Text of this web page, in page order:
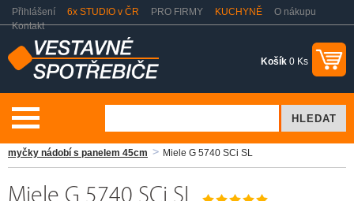
Přihlášení 6x STUDIO v ČR PRO FIRMY KUCHYNĚ
O nákupu
Kontakt
Košík 0 Ks
myčky nádobí s panelem 45cm
Miele G 5740 SCi SL